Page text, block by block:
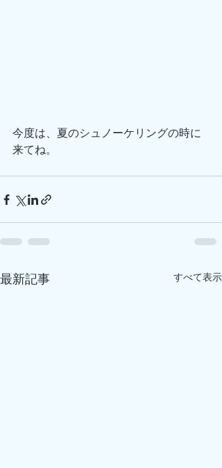
今度は、夏のシュノーケリングの時に
来てね。
最新記事 すべて表示